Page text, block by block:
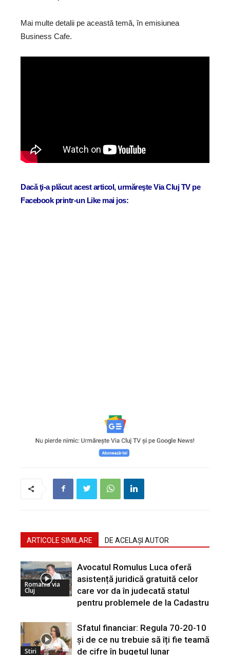
Mai multe detalii pe această temă, în emisiunea
Business Cafe.
Dacă ţi-a plăcut acest articol, urmăreşte Via Cluj TV pe
Facebook printr-un Like mai jos:
ARTICOLE SIMILARE DE ACELAȘI AUTOR
Romania via
Cluj
Avocatul Romulus Luca oferă
asistență juridică gratuită celor
care vor da în judecată statul
pentru problemele de la Cadastru
Stiri
Sfatul financiar: Regula 70-20-10
și de ce nu trebuie să îți fie teamă
de cifre în bugetul lunar